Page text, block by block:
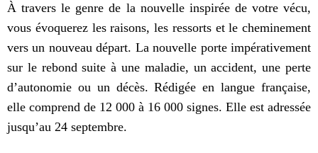
À travers le genre de la nouvelle inspirée de votre vécu,
vous évoquerez les raisons, les ressorts et le cheminement
vers un nouveau départ. La nouvelle porte impérativement
sur le rebond suite à une maladie, un accident, une perte
d’autonomie ou un décès. Rédigée en langue française,
elle comprend de 12 000 à 16 000 signes. Elle est adressée
jusqu’au 24 septembre.